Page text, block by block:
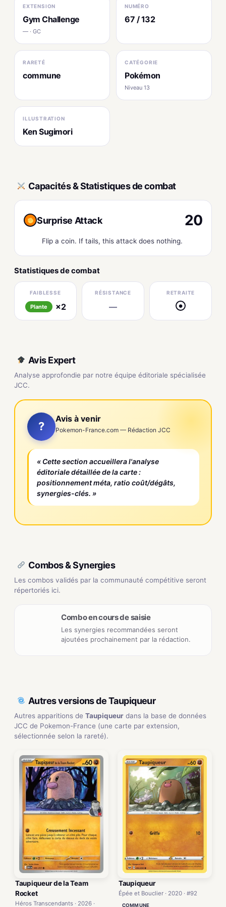
EXTENSION
Gym Challenge
— · GC
NUMÉRO
67 / 132
RARETÉ
commune
CATÉGORIE
Pokémon
Niveau 13
ILLUSTRATION
Ken Sugimori
Capacités & Statistiques de combat
Surprise Attack 20
Flip a coin. If tails, this attack does nothing.
Statistiques de combat
FAIBLESSE
Plante ×2
RÉSISTANCE
—
RETRAITE
●
Avis Expert
Analyse approfondie par notre équipe éditoriale spécialisée
JCC.
?
Avis à venir
Pokemon-France.com — Rédaction JCC
« Cette section accueillera l'analyse
éditoriale détaillée de la carte :
positionnement méta, ratio coût/dégâts,
synergies-clés. »
Combos & Synergies
Les combos validés par la communauté compétitive seront
répertoriés ici.
Combo en cours de saisie
Les synergies recommandées seront
ajoutées prochainement par la rédaction.
Autres versions de Taupiqueur
Autres apparitions de Taupiqueur dans la base de données
JCC de Pokemon-France (une carte par extension,
sélectionnée selon la rareté).
Taupiqueur de la Team
Rocket
Héros Transcendants · 2026 ·
Taupiqueur
Épée et Bouclier · 2020 · #92
COMMUNE